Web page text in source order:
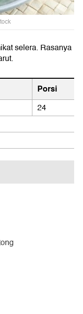
selera. Rasanya
Porsi
24